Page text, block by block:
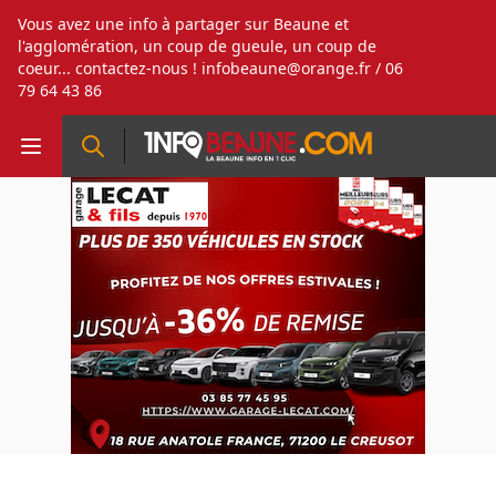
Vous avez une info à partager sur Beaune et
l'agglomération, un coup de gueule, un coup de
coeur... contactez-nous ! infobeaune@orange.fr / 06
79 64 43 86